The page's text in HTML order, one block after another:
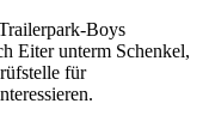
Boys
Eiter unterm Schenkel,
für